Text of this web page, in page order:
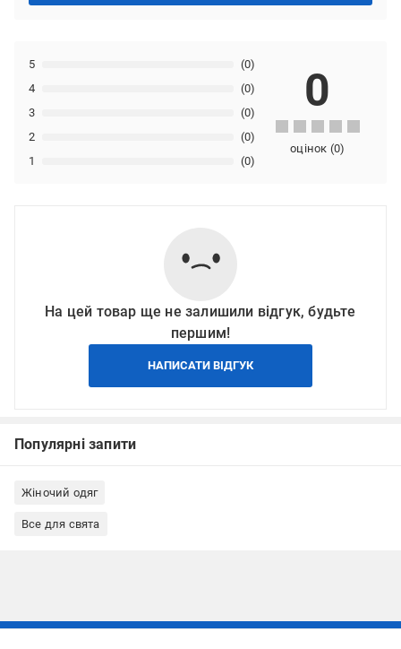
1 (0)
2 (0)
3 (0)
4 (0)
5 (0)
0
оцінок (0)
На цей товар ще не залишили відгук, будьте
першим!
НАПИСАТИ ВІДГУК
Популярні запити
Жіночий одяг
Все для свята